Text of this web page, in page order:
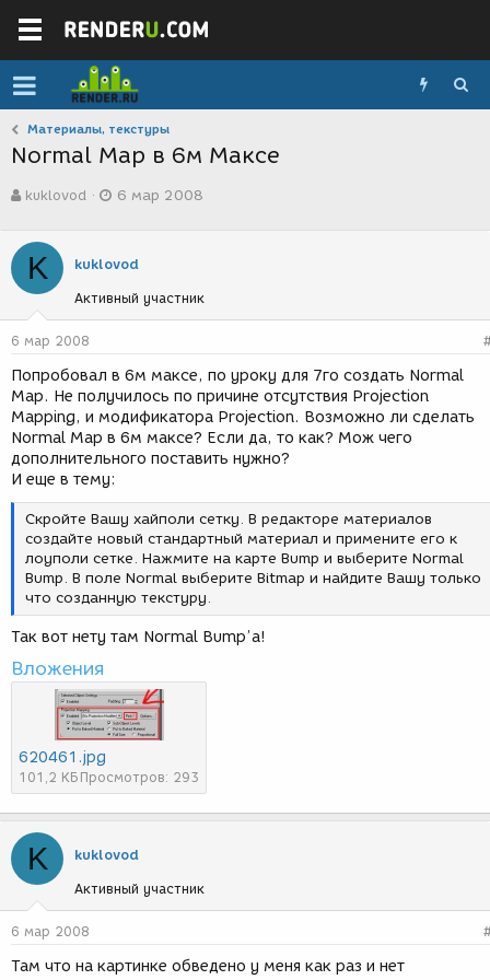
Материалы, текстуры
Normal Map в 6м Максе
в
о
р
т
е
м
ы
kuklovod
а
с
з
д
и
я
6 мар 2008
K kuklovod
Активный участник
6 мар 2008
Попробовал в 6м максе, по уроку для 7го создать Normal
Map. Не получилось по причине отсутствия Projection
Mapping, и модификатора Projection. Возможно ли сделать
Normal Map в 6м максе? Если да, то как? Мож чего
дополнительного поставить нужно?
И еще в тему:
Скройте Вашу хайполи сетку. В редакторе материалов
создайте новый стандартный материал и примените его к
лоуполи сетке. Нажмите на карте Bump и выберите Normal
Bump. В поле Normal выберите Bitmap и найдите Вашу только
что созданную текстуру.
Так вот нету там Normal Bump’а!
Вложения
620461.jpg
101,2 КБ Просмотров: 293
K kuklovod
Активный участник
6 мар 2008
Там что на картинке обведено у меня как раз и нет